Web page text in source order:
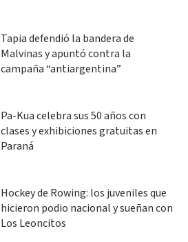
Tapia defendió la bandera de
Malvinas y apuntó contra la
campaña “antiargentina”
Pa-Kua celebra sus 50 años con
clases y exhibiciones gratuitas en
Paraná
Hockey de Rowing: los juveniles que
hicieron podio nacional y sueñan con
Los Leoncitos